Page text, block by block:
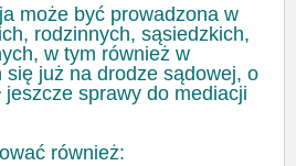
może być prowadzona w
rodzinnych, sąsiedzkich,
w tym również w
już na drodze sądowej, o
jeszcze sprawy do mediacji
również: